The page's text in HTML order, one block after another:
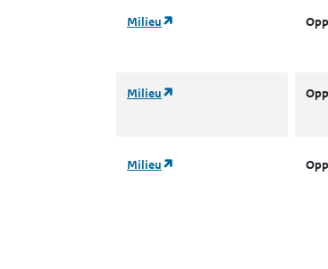
Milieu (opent in een nieuw tabblad)
Milieu (opent in een nieuw tabblad)
Milieu (opent in een nieuw tabblad)